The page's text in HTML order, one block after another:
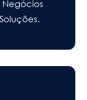
Negócios